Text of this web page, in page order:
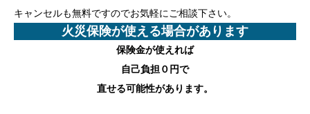
キャンセルも無料ですのでお気軽にご相談下さい。
火災保険が使える場合があります
保険金が使えれば
自己負担０円で
直せる可能性があります。